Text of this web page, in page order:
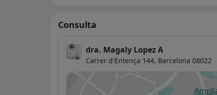
Consulta
dra. Magaly Lopez A
Carrer d'Entença 144, Barcelona 08022